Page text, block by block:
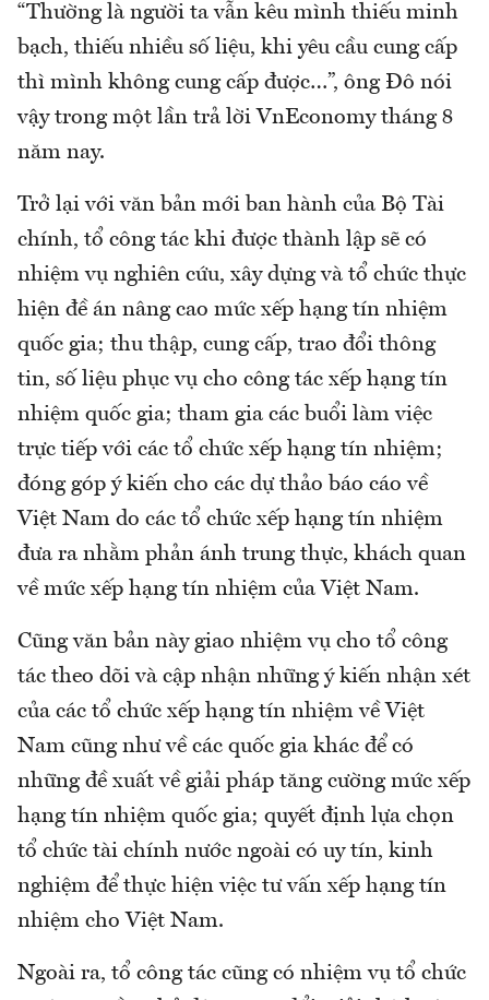
“Thường là người ta vẫn kêu mình thiếu minh
bạch, thiếu nhiều số liệu, khi yêu cầu cung cấp
thì mình không cung cấp được…”, ông Đô nói
vậy trong một lần trả lời VnEconomy tháng 8
năm nay.
Trở lại với văn bản mới ban hành của Bộ Tài
chính, tổ công tác khi được thành lập sẽ có
nhiệm vụ nghiên cứu, xây dựng và tổ chức thực
hiện đề án nâng cao mức xếp hạng tín nhiệm
quốc gia; thu thập, cung cấp, trao đổi thông
tin, số liệu phục vụ cho công tác xếp hạng tín
nhiệm quốc gia; tham gia các buổi làm việc
trực tiếp với các tổ chức xếp hạng tín nhiệm;
đóng góp ý kiến cho các dự thảo báo cáo về
Việt Nam do các tổ chức xếp hạng tín nhiệm
đưa ra nhằm phản ánh trung thực, khách quan
về mức xếp hạng tín nhiệm của Việt Nam.
Cũng văn bản này giao nhiệm vụ cho tổ công
tác theo dõi và cập nhận những ý kiến nhận xét
của các tổ chức xếp hạng tín nhiệm về Việt
Nam cũng như về các quốc gia khác để có
những đề xuất về giải pháp tăng cường mức xếp
hạng tín nhiệm quốc gia; quyết định lựa chọn
tổ chức tài chính nước ngoài có uy tín, kinh
nghiệm để thực hiện việc tư vấn xếp hạng tín
nhiệm cho Việt Nam.
Ngoài ra, tổ công tác cũng có nhiệm vụ tổ chức